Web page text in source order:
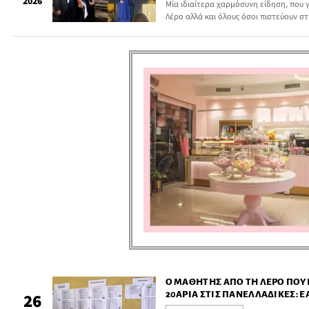
Μία ιδιαίτερα χαρμόσυνη είδηση, που
Λέρο αλλά και όλους όσοι πιστεύουν
προσφορά.
26
Ο ΜΑΘΗΤΉΣ ΑΠΌ ΤΗ ΛΈΡΟ ΠΟΥ
20ΆΡΙΑ ΣΤΙΣ ΠΑΝΕΛΛΑΔΙΚΈΣ:
ΘΥΣΙΆΣΕΙΣ Ό,ΤΙ ΧΡΕΙΑΣΤΕΊ ΔΕΝ